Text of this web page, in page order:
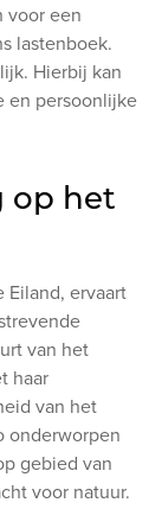
voor een
lastenboek.
Hierbij kan
en persoonlijke
op het
ervaart
van het
haar
van het
onderworpen
gebied van
voor natuur.